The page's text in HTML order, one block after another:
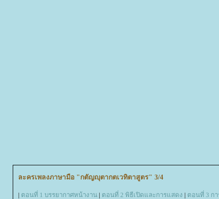
ละครเพลงภาษามือ "กตัญญุตากตเวทิตาสูตร" 3/4
| ตอนที่ 1 บรรยากาศหน้างาน | ตอนที่ 2 พิธีเปิดและการแสดง | ตอนที่ 3 ก